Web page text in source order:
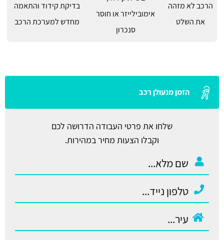
הרכב לא מזהה
את השלט
אימובילייזר או חוסר
סנכרון
בדיקת קידוד והתאמה
מחדש למערכת הרכב
הזמן מנעולן רכב
שלחו את פרטי העבודה הדרושה לכם
וקבלו הצעות מחיר במהירות.